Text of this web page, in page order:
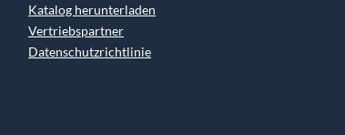
Katalog herunterladen
Vertriebspartner
Datenschutzrichtlinie